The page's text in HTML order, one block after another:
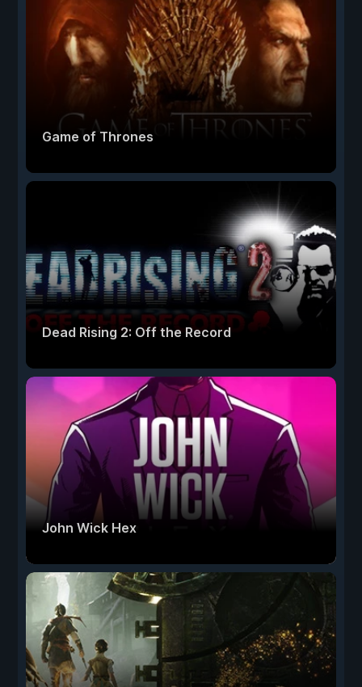
Game of Thrones
Dead Rising 2: Off the Record
John Wick Hex